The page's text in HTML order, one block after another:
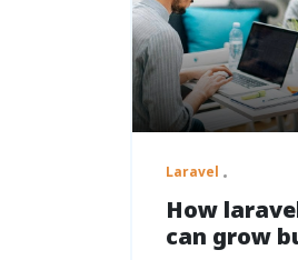
Laravel
How
can grow